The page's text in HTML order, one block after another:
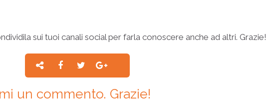
sui tuoi canali social per farla conoscere anche ad altri. Grazie!
un commento. Grazie!